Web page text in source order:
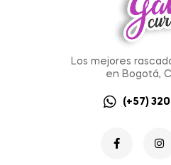
Los mejores
en Bogotá,
(+57)